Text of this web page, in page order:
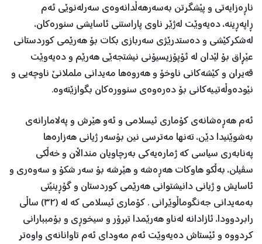
ناڕەزایەتی و پێشگرتن بەسەرهەڵدانەوەی سەرلەنوێی ئەم
ڕاپەڕینە، دەیەوێت لەژێر ناوی پاراستنی ئاسایشی سنورەکان،
لەشکرکێشی و دەستدرێژی سەربازی بکات بۆ هەرێمی کوردستانی
عێڕاق بۆ لێدان لە ئۆپۆزیسیۆنی نیشتجەێی هەرێم و دەیەوێت
قەیران و کێشەکانی ناوخۆ و هەروەها مەیدانی ململانێ ناوچەیی و
نێودەوڵەتیـیەکانی بۆ دەرەوەی سنوورەکان بگوازێتەوە.
ئەم هەڕەشانەی کۆماری ئیسلامی و ئەو هێرش و پەلامارانەی
بەشوێنیدا دێن، تەنها مەترسی نین بۆسەر ژیانی هەزارەها
پەنابەری سیاسی کە ژمارەیەکی بەرچاویان منداڵان و خەڵکی
سڤیلن، بەڵکو هاوکات هەڕەشە و هێرشە بۆ سەر شکۆ و سەوەری و
ئاسایش و ژیانی دانیشتوانی هەرێمی کوردستان و گۆڕینێتی
بەمەیدانی جەنگوماڵوێرانی . کۆماری ئیسلامی کە لە (٣٢) ساڵی
رابردوودا، ئازادانە لەناو هەرێمدا تیرۆر و سیخوڕی و بۆمببارانی
کردووە و ئێستاش دەیەوێت ئەم مەودای ئەم تاوانانەی واوەتر